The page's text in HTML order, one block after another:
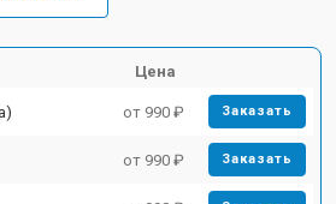
Цена
от 990 ₽ Заказать
от 990 ₽ Заказать